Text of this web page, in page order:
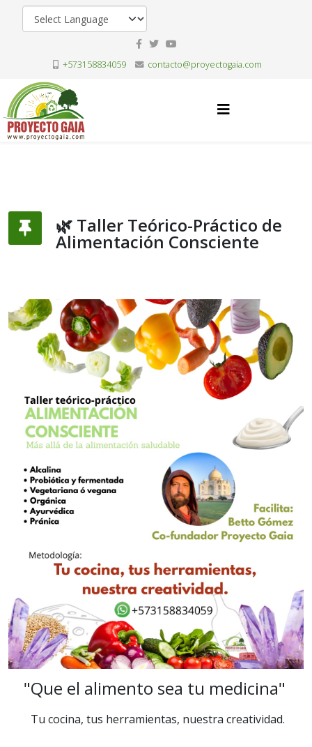
+573158834059 contacto@proyectogaia.com
🌿 Taller Teórico-Práctico de
Alimentación Consciente
"Que el alimento sea tu medicina"
Tu cocina, tus herramientas, nuestra creatividad.